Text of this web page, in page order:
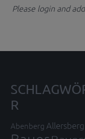
Please login and
R
Abenberg Allersberg